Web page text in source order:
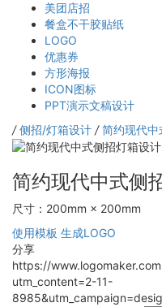
美团店招
餐盒不干胶贴纸
LOGO
优惠券
方形海报
ICON图标
PPT演示文稿设计
/ 侧招/灯箱设计 / 简约现代
简约现代中式侧
尺寸：200mm × 200mm
使用模板 生成LOGO
分享
https://
utm_content=2-11-